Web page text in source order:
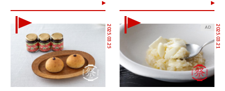
2025.03.25 2025.03.21
AD